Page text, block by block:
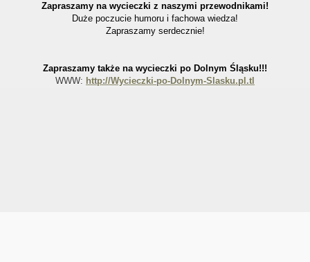
Zapraszamy na wycieczki z naszymi przewodnikami!
Duże poczucie humoru i fachowa wiedza!
Zapraszamy serdecznie!
Zapraszamy także na wycieczki po Dolnym Śląsku!!!
WWW: http://Wycieczki-po-Dolnym-Slasku.pl.tl